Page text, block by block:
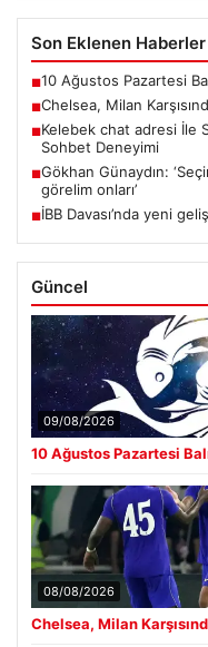
Son Eklenen Haberler
■10 Ağustos Pazartesi
■Chelsea, Milan
■Kelebek chat adresi İle
Sohbet Deneyimi
■Gökhan Günaydın:
görelim onları’
■İBB Davası’nda yeni
Güncel
09/08/2026
10 Ağustos Pazartesi
08/08/2026
Chelsea, Milan